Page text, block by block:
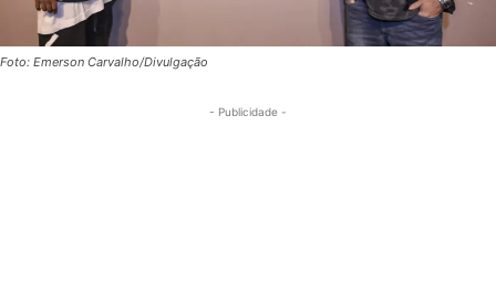
Foto: Emerson Carvalho/Divulgação
- Publicidade -